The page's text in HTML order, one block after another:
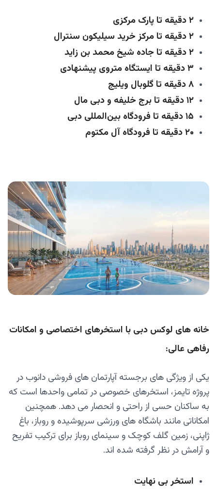
۲ دقیقه تا پارک مرکزی
۲ دقیقه تا مرکز خرید سیلیکون سنترال
۲ دقیقه تا جاده شیخ محمد بن زاید
۳ دقیقه تا ایستگاه متروی پیشنهادی
۸ دقیقه تا گلوبال ویلیج
۱۲ دقیقه تا برج خلیفه و دبی مال
۱۵ دقیقه تا فرودگاه بین‌المللی دبی
۲۰ دقیقه تا فرودگاه آل مکتوم
خانه های لوکس دبی‌ با استخرهای اختصاصی و امکانات
رفاهی عالی:
یکی از ویژگی‌ های برجسته آپارتمان های فروشی دانوب در
پروژه تایمز، استخرهای خصوصی در تمامی واحدها است که
به ساکنان حسی از راحتی و انحصار می‌ دهد. همچنین
امکاناتی مانند باشگاه‌ های ورزشی سرپوشیده و روباز، باغ
ژاپنی، زمین گلف کوچک و سینمای روباز برای ترکیب تفریح
و آرامش در نظر گرفته شده‌ اند.
استخر بی‌ نهایت